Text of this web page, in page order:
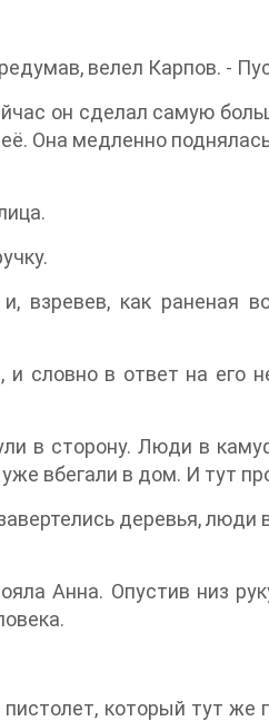
велел Карпов. -
он сделал самую
Она медленно
взревев, как раненая
и словно в ответ на
в сторону. Люди в
вбегали в дом. И тут
деревья, люди
Анна. Опустив низ
который тут же